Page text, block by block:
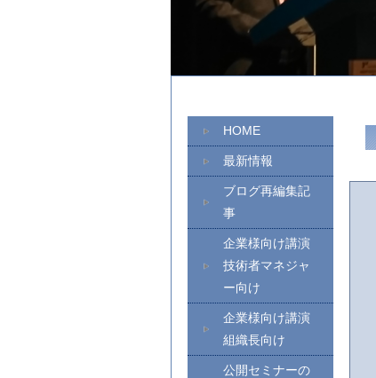
HOME
最新情報
ブログ再編集記
事
企業様向け講演
技術者マネジャ
ー向け
企業様向け講演
組織長向け
公開セミナーの